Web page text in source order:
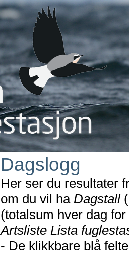
Dagslogg
Her ser du resultater
om du vil ha Dagstall
(totalsum hver dag
Artsliste Lista
- De klikkbare blå